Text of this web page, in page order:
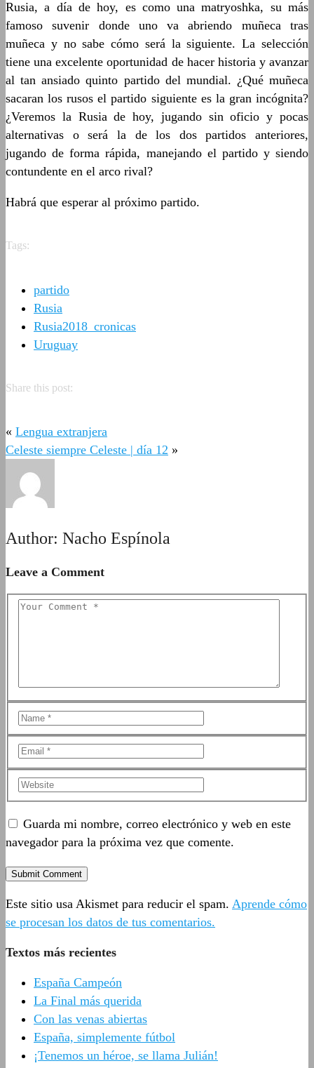
Rusia, a día de hoy, es como una matryoshka, su más
famoso suvenir donde uno va abriendo muñeca tras
muñeca y no sabe cómo será la siguiente. La selección
tiene una excelente oportunidad de hacer historia y avanzar
al tan ansiado quinto partido del mundial. ¿Qué muñeca
sacaran los rusos el partido siguiente es la gran incógnita?
¿Veremos la Rusia de hoy, jugando sin oficio y pocas
alternativas o será la de los dos partidos anteriores,
jugando de forma rápida, manejando el partido y siendo
contundente en el arco rival?
Habrá que esperar al próximo partido.
Tags:
partido
Rusia
Rusia2018_cronicas
Uruguay
Share this post:
« Lengua extranjera
Celeste siempre Celeste | día 12 »
Author: Nacho Espínola
Leave a Comment
Guarda mi nombre, correo electrónico y web en este
navegador para la próxima vez que comente.
Este sitio usa Akismet para reducir el spam. Aprende cómo
se procesan los datos de tus comentarios.
Textos más recientes
España Campeón
La Final más querida
Con las venas abiertas
España, simplemente fútbol
¡Tenemos un héroe, se llama Julián!